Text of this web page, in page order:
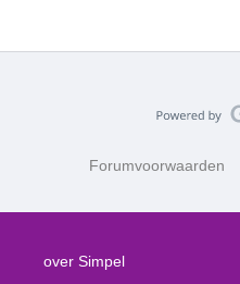
Forumvoorwaarden
over Simpel